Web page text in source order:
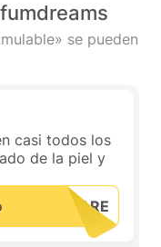
se pueden
casi todos los
de la piel y